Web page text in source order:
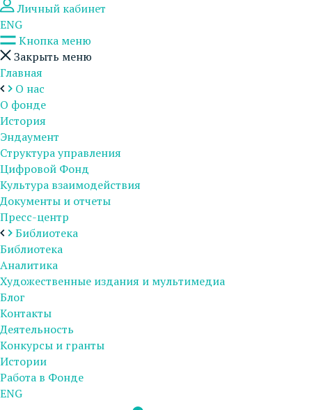
Личный кабинет
ENG
Кнопка меню
Закрыть меню
Главная
О нас
О фонде
История
Эндаумент
Структура управления
Цифровой Фонд
Культура взаимодействия
Документы и отчеты
Пресс-центр
Библиотека
Библиотека
Аналитика
Художественные издания и мультимедиа
Блог
Контакты
Деятельность
Конкурсы и гранты
Истории
Работа в Фонде
ENG